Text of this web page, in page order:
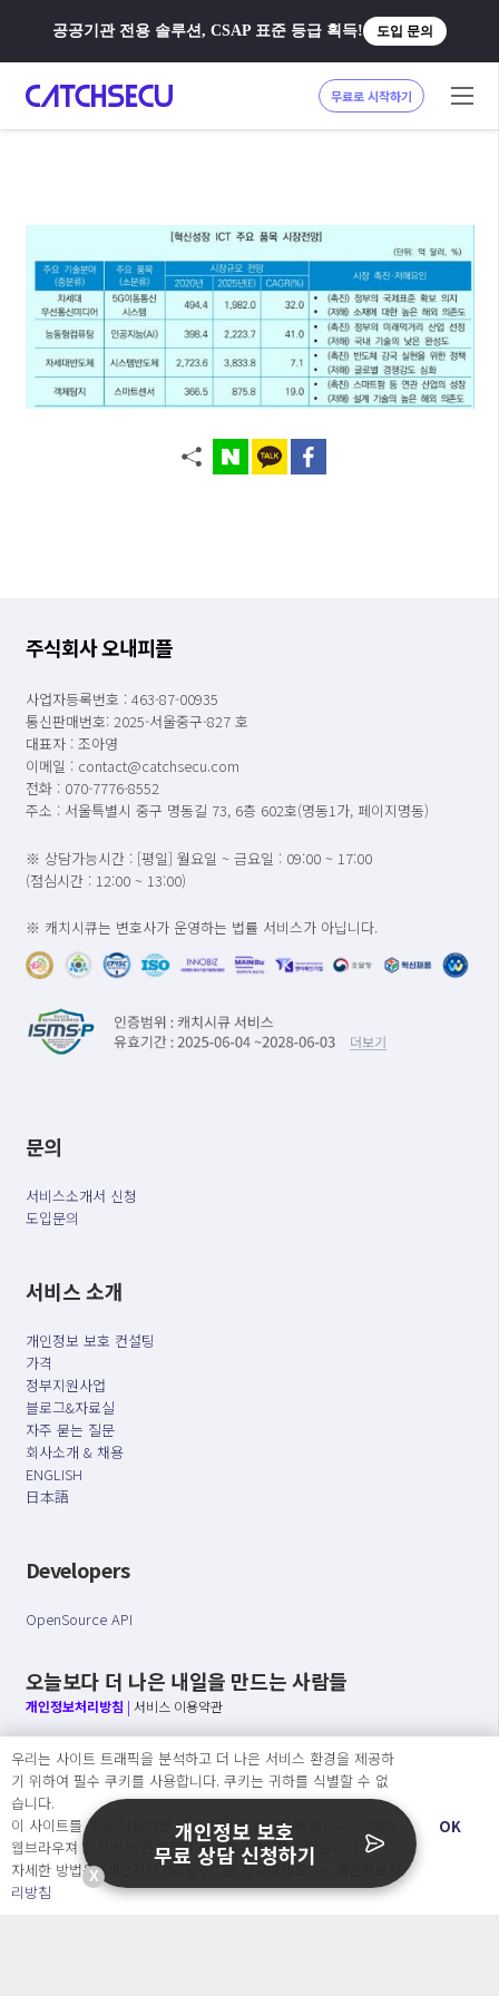
공공기관 전용 솔루션, CSAP 표준 등급 획득! 도입 문의
무료로 시작하기
주식회사 오내피플
사업자등록번호 : 463-87-00935
통신판매번호: 2025-서울중구-827 호
대표자 : 조아영
이메일 : contact@catchsecu.com
전화 : 070-7776-8552
주소 : 서울특별시 중구 명동길 73, 6층 602호(명동1가, 페이지명동)
※ 상담가능시간 : [평일] 월요일 ~ 금요일 : 09:00 ~ 17:00
(점심시간 : 12:00 ~ 13:00)
※ 캐치시큐는 변호사가 운영하는 법률 서비스가 아닙니다.
문의
서비스소개서 신청
도입문의
서비스 소개
개인정보 보호 컨설팅
가격
정부지원사업
블로그&자료실
자주 묻는 질문
회사소개 & 채용
ENGLISH
日本語
Developers
OpenSource API
오늘보다 더 나은 내일을 만드는 사람들
개인정보처리방침 | 서비스 이용약관
○ 개인정보보호 컴플라이언스를 선도하겠습니다.
○ 정보주체의 권리를 보장하겠습니다.
○ 기업의 개인정보보호를 위한 효율적 관리를 보장하겠습니다.
Copyright Ⓒ
2026 O.NE PEOPLE Co., Ltd. All rights reserved.
우리는 사이트 트래픽을 분석하고 더 나은 서비스 환경을 제공하
기 위하여 필수 쿠키를 사용합니다. 쿠키는 귀하를 식별할 수 없
습니다.
이 사이트를 계속 사용하면 쿠키 사용에 동의하게 됩니다. 귀하는
웹브라우져 설정에서 언제든지 쿠키를 삭제 할 수있습니다.
자세한 방법은 “개인정보처리방침” 을 참고하세요. →
리방침
OK
X
개인정보 보호
무료 상담 신청하기